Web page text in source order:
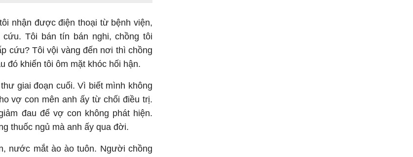
nhận được điện thoại từ bệnh viện,
Tôi bán tín bán nghi, chồng tôi
cứu? Tôi vội vàng đến nơi thì chồng
đó khiến tôi ôm mặt khóc hối hận.
giai đoạn cuối. Vì biết mình không
vợ con mên anh ấy từ chối điều trị.
đau để vợ con không phát hiện.
thuốc ngủ mà anh ấy qua đời.
nước mắt ào ào tuôn. Người chồng